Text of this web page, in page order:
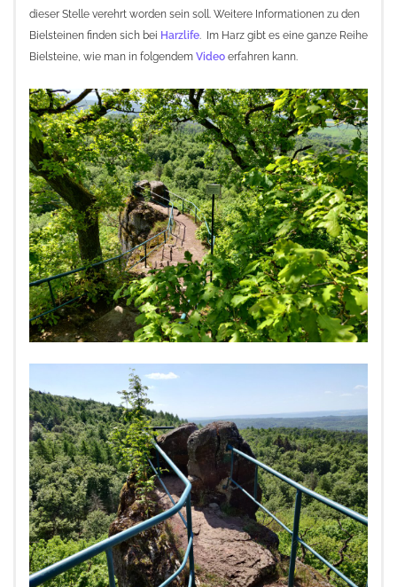
dieser Stelle verehrt worden sein soll. Weitere Informationen zu den
Bielsteinen finden sich bei Harzlife. Im Harz gibt es eine ganze Reihe
Bielsteine, wie man in folgendem Video erfahren kann.